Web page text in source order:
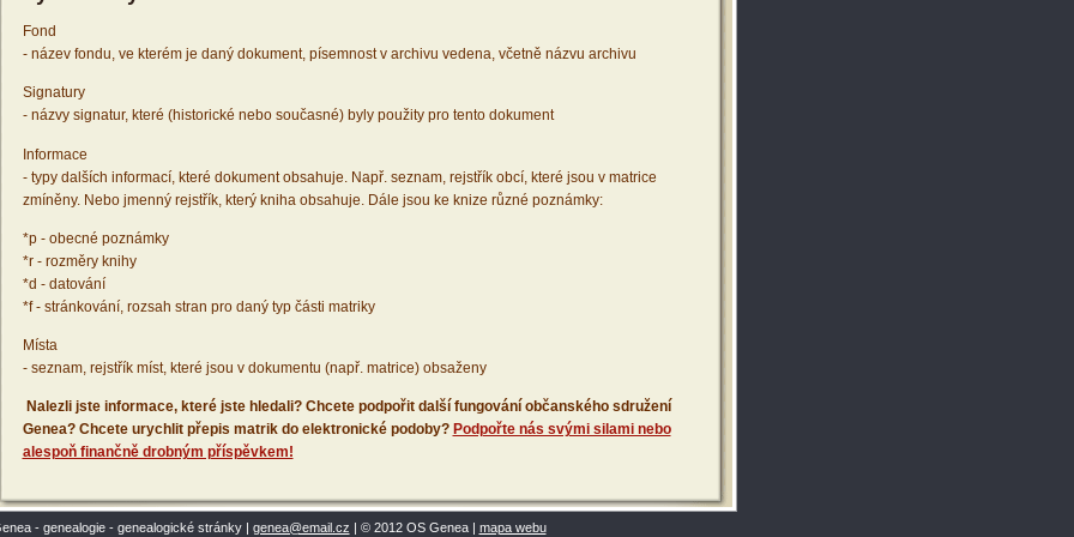
Fond
- název fondu, ve kterém je daný dokument, písemnost v archivu vedena, včetně názvu archivu
Signatury
- názvy signatur, které (historické nebo současné) byly použity pro tento dokument
Informace
- typy dalších informací, které dokument obsahuje. Např. seznam, rejstřík obcí, které jsou v matrice
zmíněny. Nebo jmenný rejstřík, který kniha obsahuje. Dále jsou ke knize různé poznámky:
*p - obecné poznámky
*r - rozměry knihy
*d - datování
*f - stránkování, rozsah stran pro daný typ části matriky
Místa
- seznam, rejstřík míst, které jsou v dokumentu (např. matrice) obsaženy
Nalezli jste informace, které jste hledali? Chcete podpořit další fungování občanského sdružení
Genea? Chcete urychlit přepis matrik do elektronické podoby? Podpořte nás svými silami nebo
alespoň finančně drobným příspěvkem!
- genealogie - genealogické stránky | genea@email.cz | © 2012 OS Genea | mapa webu